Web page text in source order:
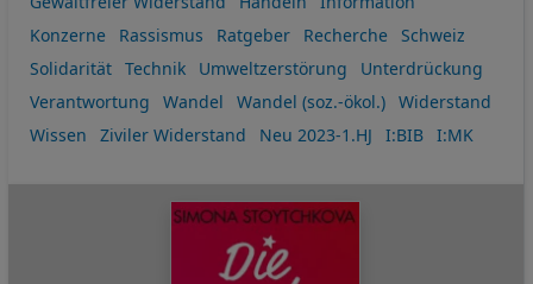
Konzerne
Rassismus Ratgeber Recherche
Schweiz
Solidarität
Technik Umweltzerstörung
Unterdrückung
Verantwortung
Wandel Wandel (soz.-ökol.)
Widerstand
Wissen
Ziviler Widerstand Neu 2023-1.HJ I:BIB I:MK